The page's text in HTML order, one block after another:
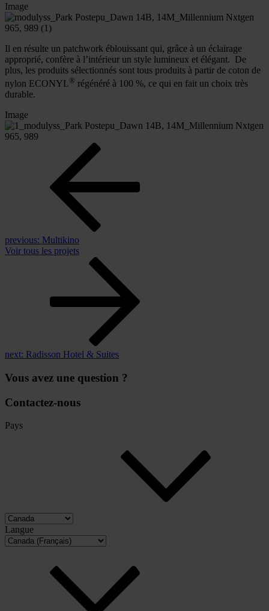
Image
Il en résulte un patchwork éblouissant qui, grâce à un éclairage
approprié, confère à l’intérieur un style lumineux et élégant. De
plus, les produits sélectionnés sont tous produits à partir de coton de
nylon ECONYL® régénéré à 100 %, ce qui en fait un choix très
durable.
Image
previous: Multikino
Voir tous les projets
next: Radisson Hotel & Suites
Vous avez une question ?
Contactez-nous
Pays
Langue